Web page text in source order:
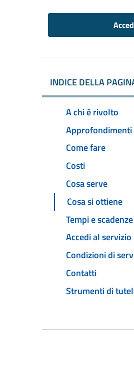
INDICE DELLA
A chi è rivolto
Approfondimenti
Come fare
Costi
Cosa serve
Cosa si ottiene
Tempi e scadenze
Accedi al servizio
Condizioni di
Contatti
Strumenti di